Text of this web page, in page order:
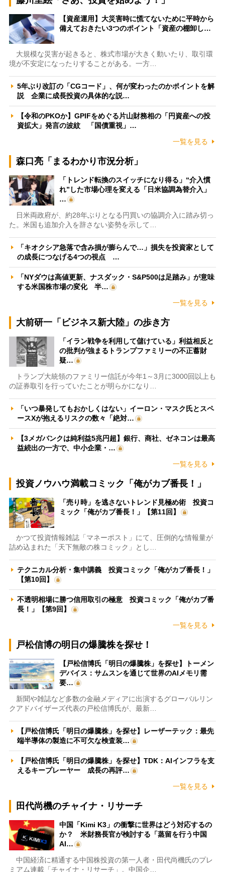
【資産運用】大災害時に慌てないために平時から
備えておきたい3つのポイント「資産の棚卸し…
大規模な災害が起きると、株式市場が大きく動いたり、取引環
境が不安定になったりすることがある。一方…
5年ぶり改訂の「CGコード」、何が変わったのかポイントを解
説 企業に成長投資の具体的な説…
【令和のPKOか】GPIFをめぐる片山財務相の「円資産への投
資拡大」発言の波紋 「国債重視」…
一覧を見る
森口亮「まるわかり市況分析」
「トレンド転換のスイッチになり得る」“介入慣
れ”した市場心理を変える「日米協調為替介入」
…
日米両政府が、約28年ぶりとなる円買いの協調介入に踏み切っ
た。米国も追加介入を辞さない姿勢を示して…
「キオクシア急落で含み損が膨らんで…」損失を投資家として
の成長につなげる4つの視点 …
「NYダウは高値更新、ナスダック・S&P500は足踏み」が意味
する米国株市場の変化 半…
一覧を見る
大前研一「ビジネス新大陸」の歩き方
「イラン戦争を利用して儲けている」利益相反と
の批判が強まるトランプファミリーの不正蓄財
疑…
トランプ大統領のファミリー信託が今年1～3月に3000回以上も
の証券取引を行っていたことが明らかになり…
「いつ暴発してもおかしくはない」イーロン・マスク氏とスペ
ースXが抱えるリスクの数々「絶対…
【3メガバンクは純利益5兆円超】銀行、商社、ゼネコンは最高
益続出の一方で、中小企業・…
一覧を見る
投資ノウハウ満載コミック「俺がカブ番長！」
「売り時」を逃さないトレンド見極め術 投資コ
ミック「俺がカブ番長！」【第11回】
かつて投資情報雑誌「マネーポスト」にて、圧倒的な情報量が
詰め込まれた「天下無敵の株コミック」とし…
テクニカル分析・集中講義 投資コミック「俺がカブ番長！」
【第10回】
不透明相場に勝つ信用取引の極意 投資コミック「俺がカブ番
長！」【第9回】
一覧を見る
戸松信博の明日の爆騰株を探せ！
【戸松信博氏「明日の爆騰株」を探せ】トーメン
デバイス：サムスンを通じて世界のAIメモリ需
要…
新聞や雑誌など多数の金融メディアに出演するグローバルリン
クアドバイザーズ代表の戸松信博氏が、最新…
【戸松信博氏「明日の爆騰株」を探せ】レーザーテック：最先
端半導体の製造に不可欠な検査装…
【戸松信博氏「明日の爆騰株」を探せ】TDK：AIインフラを支
えるキープレーヤー 成長の再評…
一覧を見る
田代尚機のチャイナ・リサーチ
中国「Kimi K3」の衝撃に世界はどう対応するの
か？ 米財務長官が検討する「蒸留を行う中国
AI…
中国経済に精通する中国株投資の第一人者・田代尚機氏のプレ
ミアム連載「チャイナ・リサーチ」。中国企…